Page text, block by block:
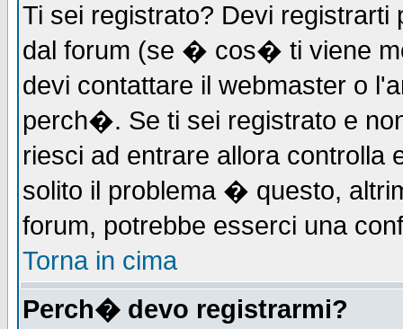
Ti sei registrato? Devi registrarti
dal forum (se � cos� ti viene
devi contattare il webmaster o
perch�. Se ti sei registrato e
riesci ad entrare allora controlla
solito il problema � questo,
forum, potrebbe esserci una
Torna in cima
Perch� devo registrarmi?